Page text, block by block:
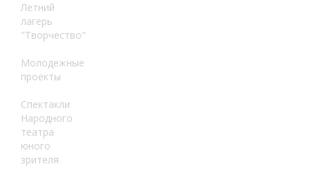
Летний
лагерь
"Творчество"
Молодежные
проекты
Спектакли
Народного
театра
юного
зрителя